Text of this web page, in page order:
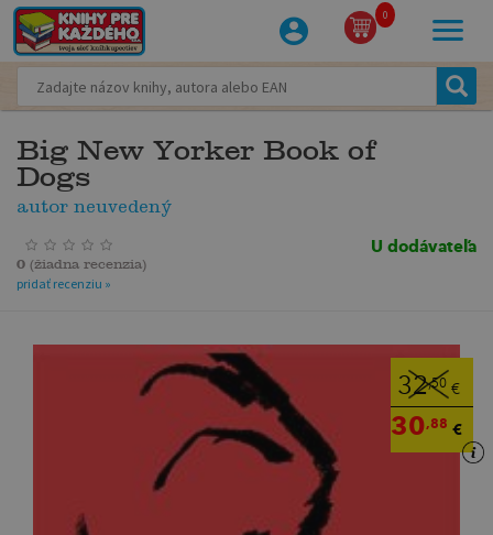
0
Big New Yorker Book of
Dogs
autor neuvedený
U dodávateľa
0 (žiadna recenzia)
pridať recenziu »
32,50 €
30,88 €